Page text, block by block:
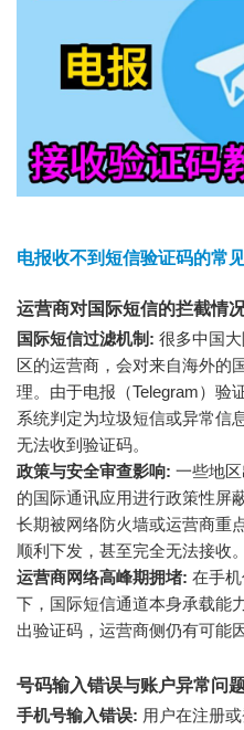
电报收不到短信验证码的常
运营商对国际短信的拦截情
国际短信过滤机制: 很多中国
区的运营商，会对来自海外的
理。由于电报（Telegram）验
系统判定为垃圾短信或异常信
无法收到验证码。
政策与安全审查影响: 一些地
的国际通讯应用进行政策性屏
长期被网络防火墙或运营商重
顺利下发，甚至完全无法接收。
运营商网络高峰期拥堵: 在手
下，国际短信通道本身承载能
出验证码，运营商侧仍有可能
号码输入错误与账户异常问
手机号输入错误: 用户在注册